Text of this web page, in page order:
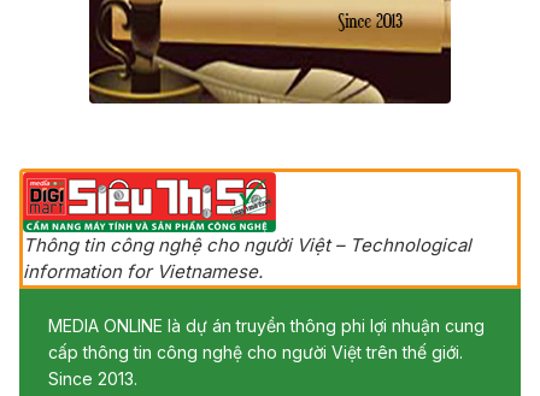
Thông tin công nghệ cho người Việt – Technological
information for Vietnamese.
MEDIA ONLINE là dự án truyền thông phi lợi nhuận cung
cấp thông tin công nghệ cho người Việt trên thế giới.
Since 2013.